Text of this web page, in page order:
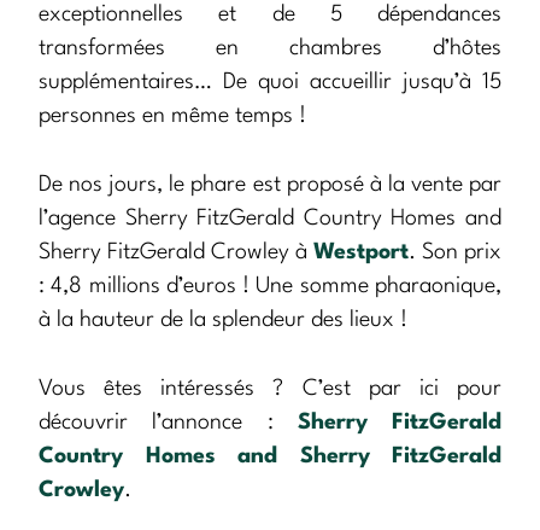
exceptionnelles et de 5 dépendances
transformées en chambres d’hôtes
supplémentaires… De quoi accueillir jusqu’à 15
personnes en même temps !
De nos jours, le phare est proposé à la vente par
l’agence Sherry FitzGerald Country Homes and
Sherry FitzGerald Crowley à Westport. Son prix
: 4,8 millions d’euros ! Une somme pharaonique,
à la hauteur de la splendeur des lieux !
Vous êtes intéressés ? C’est par ici pour
découvrir l’annonce : Sherry FitzGerald
Country Homes and Sherry FitzGerald
Crowley.